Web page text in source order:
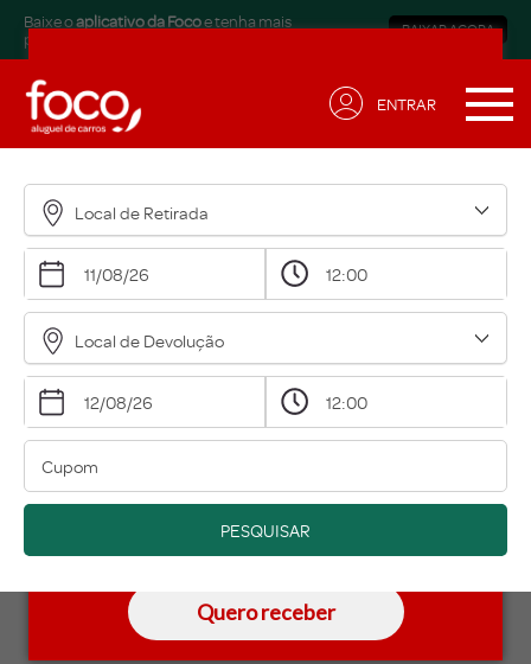
para sua necessidade!
Nome*
Email*
Data de Aniversário*
Qual modalidade está buscando?*
Eu concordo em receber comunicações.
A nossa empresa está comprometida a proteger e
respeitar sua privacidade, acesse nossa
Quero receber
Baixe oaplicativo da Focoe tenha mais
praticidade.
BAIXAR AGORA
ENTRAR
Local de Retirada
Local de Devolução
PESQUISAR